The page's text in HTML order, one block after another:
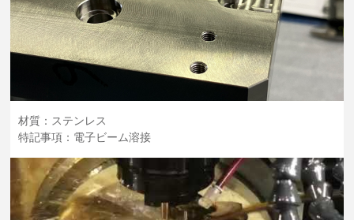
材質：ステンレス
特記事項：電子ビーム溶接